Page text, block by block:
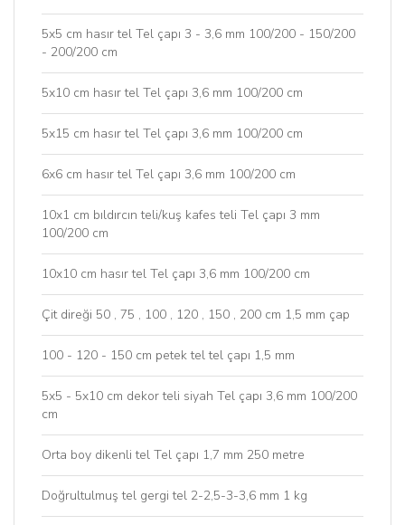
5x5 cm hasır tel Tel çapı 3 - 3,6 mm 100/200 - 150/200
- 200/200 cm
5x10 cm hasır tel Tel çapı 3,6 mm 100/200 cm
5x15 cm hasır tel Tel çapı 3,6 mm 100/200 cm
6x6 cm hasır tel Tel çapı 3,6 mm 100/200 cm
10x1 cm bıldırcın teli/kuş kafes teli Tel çapı 3 mm
100/200 cm
10x10 cm hasır tel Tel çapı 3,6 mm 100/200 cm
Çit direği 50 , 75 , 100 , 120 , 150 , 200 cm 1,5 mm çap
100 - 120 - 150 cm petek tel tel çapı 1,5 mm
5x5 - 5x10 cm dekor teli siyah Tel çapı 3,6 mm 100/200
cm
Orta boy dikenli tel Tel çapı 1,7 mm 250 metre
Doğrultulmuş tel gergi tel 2-2,5-3-3,6 mm 1 kg